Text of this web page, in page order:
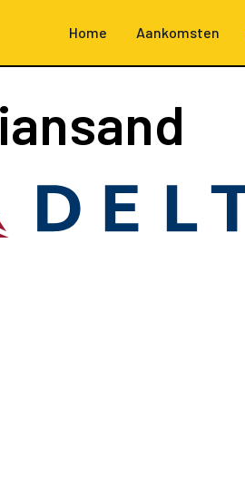
Home Aankomsten